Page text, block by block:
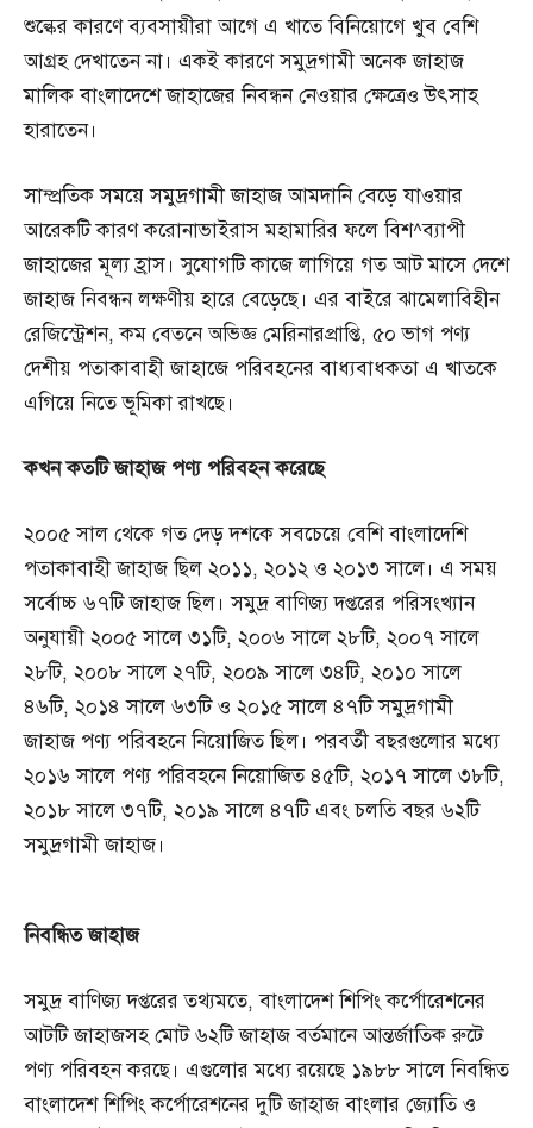
শুল্কের কারণে ব্যবসায়ীরা আগে এ খাতে বিনিয়োগে খুব বেশি
আগ্রহ দেখাতেন না। একই কারণে সমুদ্রগামী অনেক জাহাজ
মালিক বাংলাদেশে জাহাজের নিবন্ধন নেওয়ার ক্ষেত্রেও উৎসাহ
হারাতেন।
সাম্প্রতিক সময়ে সমুদ্রগামী জাহাজ আমদানি বেড়ে যাওয়ার
আরেকটি কারণ করোনাভাইরাস মহামারির ফলে বিশ^ব্যাপী
জাহাজের মূল্য হ্রাস। সুযোগটি কাজে লাগিয়ে গত আট মাসে দেশে
জাহাজ নিবন্ধন লক্ষণীয় হারে বেড়েছে। এর বাইরে ঝামেলাবিহীন
রেজিস্ট্রেশন, কম বেতনে অভিজ্ঞ মেরিনারপ্রাপ্তি, ৫০ ভাগ পণ্য
দেশীয় পতাকাবাহী জাহাজে পরিবহনের বাধ্যবাধকতা এ খাতকে
এগিয়ে নিতে ভূমিকা রাখছে।
কখনকতটিজাহাজ পণ্য পরিবহনকরেছে
২০০৫ সাল থেকে গত দেড় দশকে সবচেয়ে বেশি বাংলাদেশি
পতাকাবাহী জাহাজ ছিল ২০১১, ২০১২ ও ২০১৩ সালে। এ সময়
সর্বোচ্চ ৬৭টি জাহাজ ছিল। সমুদ্র বাণিজ্য দপ্তরের পরিসংখ্যান
অনুযায়ী ২০০৫ সালে ৩১টি, ২০০৬ সালে ২৮টি, ২০০৭ সালে
২৮টি, ২০০৮ সালে ২৭টি, ২০০৯ সালে ৩৪টি, ২০১০ সালে
৪৬টি, ২০১৪ সালে ৬৩টি ও ২০১৫ সালে ৪৭টি সমুদ্রগামী
জাহাজ পণ্য পরিবহনে নিয়োজিত ছিল। পরবর্তী বছরগুলোর মধ্যে
২০১৬ সালে পণ্য পরিবহনে নিয়োজিত ৪৫টি, ২০১৭ সালে ৩৮টি,
২০১৮ সালে ৩৭টি, ২০১৯ সালে ৪৭টি এবং চলতি বছর ৬২টি
সমুদ্রগামী জাহাজ।
নিবন্ধিতজাহাজ
সমুদ্র বাণিজ্য দপ্তরের তথ্যমতে, বাংলাদেশ শিপিং কর্পোরেশনের
আটটি জাহাজসহ মোট ৬২টি জাহাজ বর্তমানে আন্তর্জাতিক রুটে
পণ্য পরিবহন করছে। এগুলোর মধ্যে রয়েছে ১৯৮৮ সালে নিবন্ধিত
বাংলাদেশ শিপিং কর্পোরেশনের দুটি জাহাজ বাংলার জ্যোতি ও